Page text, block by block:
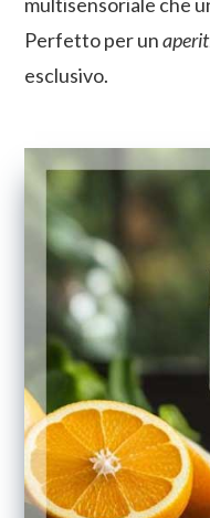
Perfetto per un
esclusivo.